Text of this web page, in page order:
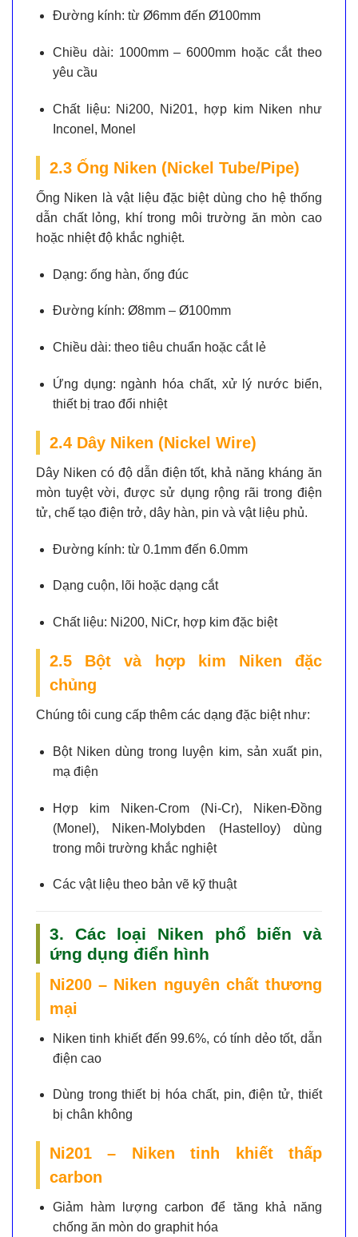
Đường kính: từ Ø6mm đến Ø100mm
Chiều dài: 1000mm – 6000mm hoặc cắt theo
yêu cầu
Chất liệu: Ni200, Ni201, hợp kim Niken như
Inconel, Monel
2.3 Ống Niken (Nickel Tube/Pipe)
Ống Niken là vật liệu đặc biệt dùng cho hệ thống
dẫn chất lỏng, khí trong môi trường ăn mòn cao
hoặc nhiệt độ khắc nghiệt.
Dạng: ống hàn, ống đúc
Đường kính: Ø8mm – Ø100mm
Chiều dài: theo tiêu chuẩn hoặc cắt lẻ
Ứng dụng: ngành hóa chất, xử lý nước biển,
thiết bị trao đổi nhiệt
2.4 Dây Niken (Nickel Wire)
Dây Niken có độ dẫn điện tốt, khả năng kháng ăn
mòn tuyệt vời, được sử dụng rộng rãi trong điện
tử, chế tạo điện trở, dây hàn, pin và vật liệu phủ.
Đường kính: từ 0.1mm đến 6.0mm
Dạng cuộn, lõi hoặc dạng cắt
Chất liệu: Ni200, NiCr, hợp kim đặc biệt
2.5 Bột và hợp kim Niken đặc
chủng
Chúng tôi cung cấp thêm các dạng đặc biệt như:
Bột Niken dùng trong luyện kim, sản xuất pin,
mạ điện
Hợp kim Niken-Crom (Ni-Cr), Niken-Đồng
(Monel), Niken-Molybden (Hastelloy)dùng
trong môi trường khắc nghiệt
Các vật liệu theo bản vẽ kỹ thuật
3. Các loại Niken phổ biến và
ứng dụng điển hình
Ni200 – Niken nguyên chất thương
mại
Niken tinh khiết đến 99.6%, có tính dẻo tốt, dẫn
điện cao
Dùng trong thiết bị hóa chất, pin, điện tử, thiết
bị chân không
Ni201 – Niken tinh khiết thấp
carbon
Giảm hàm lượng carbon để tăng khả năng
chống ăn mòn do graphit hóa